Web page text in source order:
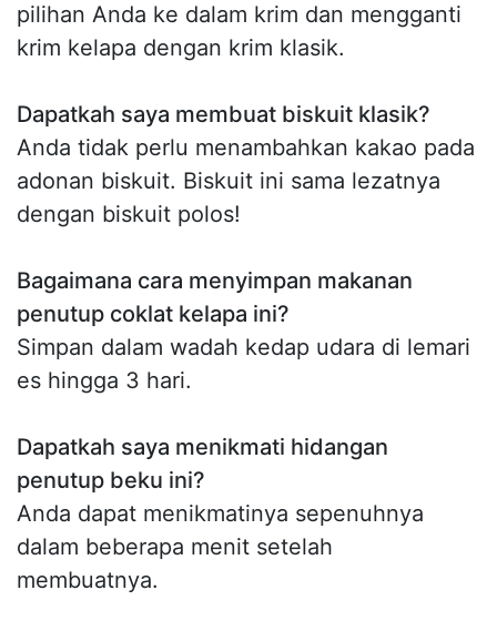
pilihan Anda ke dalam krim dan mengganti
krim kelapa dengan krim klasik.
Dapatkah saya membuat biskuit klasik?
Anda tidak perlu menambahkan kakao pada
adonan biskuit. Biskuit ini sama lezatnya
dengan biskuit polos!
Bagaimana cara menyimpan makanan
penutup coklat kelapa ini?
Simpan dalam wadah kedap udara di lemari
es hingga 3 hari.
Dapatkah saya menikmati hidangan
penutup beku ini?
Anda dapat menikmatinya sepenuhnya
dalam beberapa menit setelah
membuatnya.